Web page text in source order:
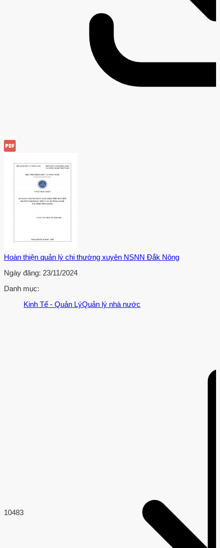
Hoàn thiện quản lý chi thường xuyên NSNN Đắk Nông
Ngày đăng: 23/11/2024
Danh mục:
Kinh Tế - Quản LýQuản lý nhà nước
10483